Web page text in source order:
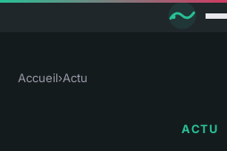
Accueil›Actu
ACTU